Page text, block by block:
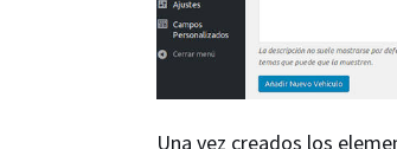
Una vez creados los